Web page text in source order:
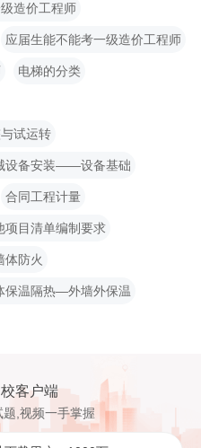
造价工程师
应届生能不能考一级造价工程师
电梯的分类
试运转
设备安装——设备基础
合同工程计量
项目清单编制要求
体防火
保温隔热—外墙外保温
客户端
题,视频一手掌握